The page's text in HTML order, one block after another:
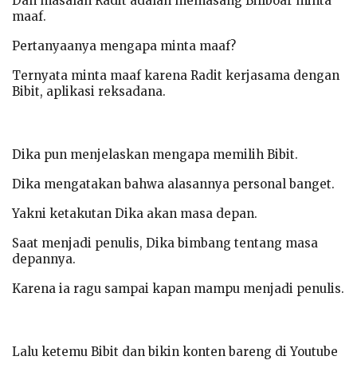
maaf.
Pertanyaanya mengapa minta maaf?
Ternyata minta maaf karena Radit kerjasama dengan
Bibit, aplikasi reksadana.
Dika pun menjelaskan mengapa memilih Bibit.
Dika mengatakan bahwa alasannya personal banget.
Yakni ketakutan Dika akan masa depan.
Saat menjadi penulis, Dika bimbang tentang masa
depannya.
Karena ia ragu sampai kapan mampu menjadi penulis.
Lalu ketemu Bibit dan bikin konten bareng di Youtube